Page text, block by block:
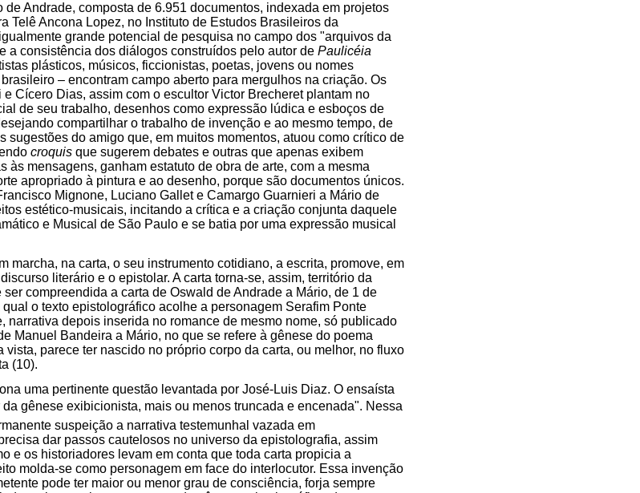
Andrade, composta de 6.951 documentos, indexada em projetos
Telê Ancona Lopez, no Instituto de Estudos Brasileiros da
grande potencial de pesquisa no campo dos "arquivos da
a consistência dos diálogos construídos pelo autor de Paulicéia
plásticos, músicos, ficcionistas, poetas, jovens ou nomes
– encontram campo aberto para mergulhos na criação. Os
Cícero Dias, assim com o escultor Victor Brecheret plantam no
de seu trabalho, desenhos como expressão lúdica e esboços de
compartilhar o trabalho de invenção e ao mesmo tempo, de
sugestões do amigo que, em muitos momentos, atuou como crítico de
croquis que sugerem debates e outras que apenas exibem
às mensagens, ganham estatuto de obra de arte, com a mesma
apropriado à pintura e ao desenho, porque são documentos únicos.
Mignone, Luciano Gallet e Camargo Guarnieri a Mário de
estético-musicais, incitando a crítica e a criação conjunta daquele
e Musical de São Paulo e se batia por uma expressão musical
marcha, na carta, o seu instrumento cotidiano, a escrita, promove, em
literário e o epistolar. A carta torna-se, assim, território da
compreendida a carta de Oswald de Andrade a Mário, de 1 de
o texto epistolográfico acolhe a personagem Serafim Ponte
narrativa depois inserida no romance de mesmo nome, só publicado
Manuel Bandeira a Mário, no que se refere à gênese do poema
parece ter nascido no próprio corpo da carta, ou melhor, no fluxo
(10).
uma pertinente questão levantada por José-Luis Diaz. O ensaísta
gênese exibicionista, mais ou menos truncada e encenada". Nessa
suspeição a narrativa testemunhal vazada em
dar passos cautelosos no universo da epistolografia, assim
e os historiadores levam em conta que toda carta propicia a
molda-se como personagem em face do interlocutor. Essa invenção
pode ter maior ou menor grau de consciência, forja sempre